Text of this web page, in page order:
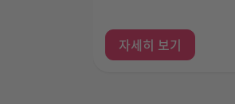
자세히 보기